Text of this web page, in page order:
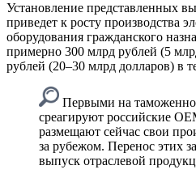
Установление представленных
приведет к росту производства
оборудования гражданского
примерно 300 млрд рублей (5
рублей (20–30 млрд долларов) в
Первыми на
среагируют российские
размещают сейчас свои
за рубежом. Перенос этих
выпуск отраслевой